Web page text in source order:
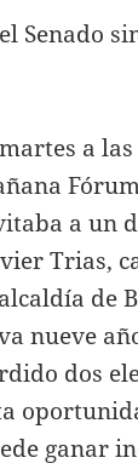
Senado
a
a un
Trias,
de
nueve
dos
ganar